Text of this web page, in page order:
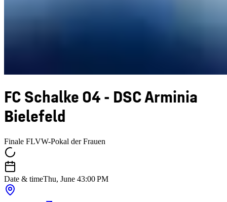
FC Schalke 04 - DSC Arminia
Bielefeld
Finale FLVW-Pokal der Frauen
Date & timeThu, June 43:00 PM